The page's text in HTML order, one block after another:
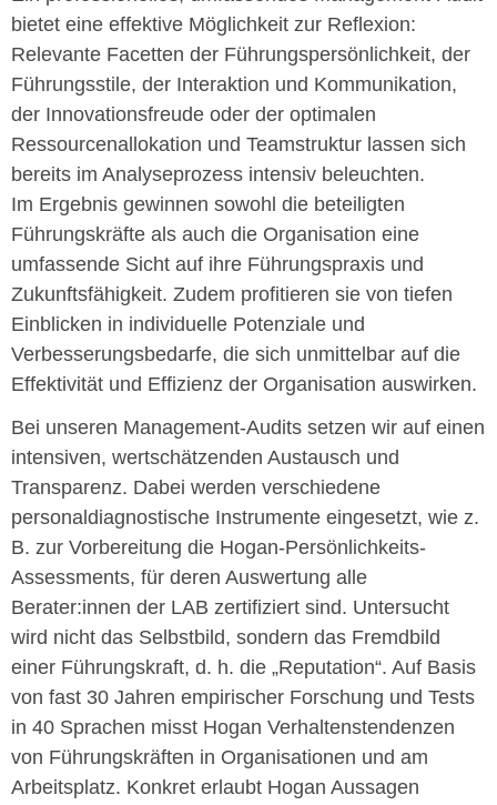
bietet eine effektive Möglichkeit zur Reflexion:
Relevante Facetten der Führungspersönlichkeit, der
Führungsstile, der Interaktion und Kommunikation,
der Innovationsfreude oder der optimalen
Ressourcenallokation und Teamstruktur lassen sich
bereits im Analyseprozess intensiv beleuchten.
Im Ergebnis gewinnen sowohl die beteiligten
Führungskräfte als auch die Organisation eine
umfassende Sicht auf ihre Führungspraxis und
Zukunftsfähigkeit. Zudem profitieren sie von tiefen
Einblicken in individuelle Potenziale und
Verbesserungsbedarfe, die sich unmittelbar auf die
Effektivität und Effizienz der Organisation auswirken.
Bei unseren Management-Audits setzen wir auf einen
intensiven, wertschätzenden Austausch und
Transparenz. Dabei werden verschiedene
personaldiagnostische Instrumente eingesetzt, wie z.
B. zur Vorbereitung die Hogan-Persönlichkeits-
Assessments, für deren Auswertung alle
Berater:innen der LAB zertifiziert sind. Untersucht
wird nicht das Selbstbild, sondern das Fremdbild
einer Führungskraft, d. h. die „Reputation“. Auf Basis
von fast 30 Jahren empirischer Forschung und Tests
in 40 Sprachen misst Hogan Verhaltenstendenzen
von Führungskräften in Organisationen und am
Arbeitsplatz. Konkret erlaubt Hogan Aussagen